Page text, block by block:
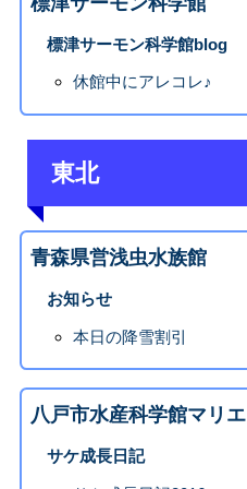
標津サーモン科学館blog
休館中にアレコレ♪
東北
青森県営浅虫水族館
お知らせ
本日の降雪割引
八戸市水産科学館マリ
サケ成長日記